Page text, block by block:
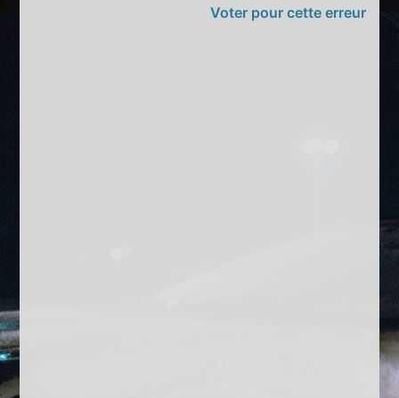
Voter pour cette erreur